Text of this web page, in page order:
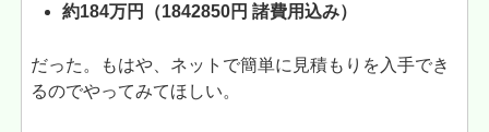
約184万円（1842850円 諸費用込み）
だった。もはや、ネットで簡単に見積もりを入手でき
るのでやってみてほしい。